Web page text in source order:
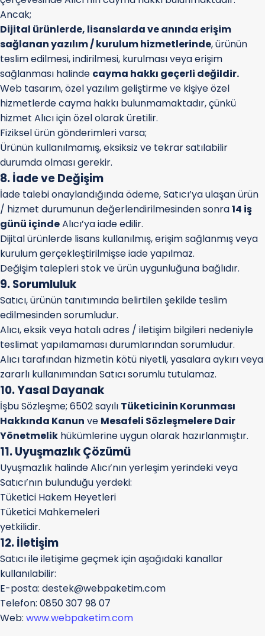
Ancak;
Dijital ürünlerde, lisanslarda ve anında erişim
sağlanan yazılım / kurulum hizmetlerinde, ürünün
teslim edilmesi, indirilmesi, kurulması veya erişim
sağlanması halinde cayma hakkı geçerli değildir.
Web tasarım, özel yazılım geliştirme ve kişiye özel
hizmetlerde cayma hakkı bulunmamaktadır, çünkü
hizmet Alıcı için özel olarak üretilir.
Fiziksel ürün gönderimleri varsa;
Ürünün kullanılmamış, eksiksiz ve tekrar satılabilir
durumda olması gerekir.
8. İade ve Değişim
İade talebi onaylandığında ödeme, Satıcı’ya ulaşan ürün
/ hizmet durumunun değerlendirilmesinden sonra14 iş
günü içindeAlıcı’ya iade edilir.
Dijital ürünlerde lisans kullanılmış, erişim sağlanmış veya
kurulum gerçekleştirilmişse iade yapılmaz.
Değişim talepleri stok ve ürün uygunluğuna bağlıdır.
9. Sorumluluk
Satıcı, ürünün tanıtımında belirtilen şekilde teslim
edilmesinden sorumludur.
Alıcı, eksik veya hatalı adres / iletişim bilgileri nedeniyle
teslimat yapılamaması durumlarından sorumludur.
Alıcı tarafından hizmetin kötü niyetli, yasalara aykırı veya
zararlı kullanımından Satıcı sorumlu tutulamaz.
10. Yasal Dayanak
İşbu Sözleşme; 6502 sayılı Tüketicinin Korunması
Hakkında Kanun ve Mesafeli Sözleşmelere Dair
Yönetmelik hükümlerine uygun olarak hazırlanmıştır.
11. Uyuşmazlık Çözümü
Uyuşmazlık halinde Alıcı’nın yerleşim yerindeki veya
Satıcı’nın bulunduğu yerdeki:
Tüketici Hakem Heyetleri
Tüketici Mahkemeleri
yetkilidir.
12. İletişim
Satıcı ile iletişime geçmek için aşağıdaki kanallar
kullanılabilir:
E-posta: destek@webpaketim.com
Telefon: 0850 307 98 07
Web: www.webpaketim.com